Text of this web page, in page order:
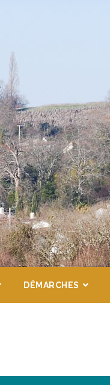
DÉMARCHES